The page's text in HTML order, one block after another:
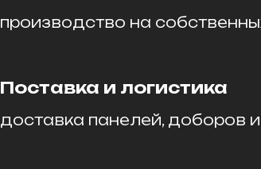
производство на
Поставка и логистика
доставка панелей, доборов